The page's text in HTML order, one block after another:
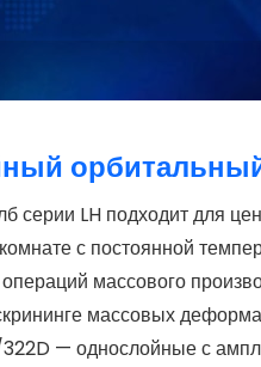
серии LH подходит для
с постоянной
массового
массовых
— однослойные с